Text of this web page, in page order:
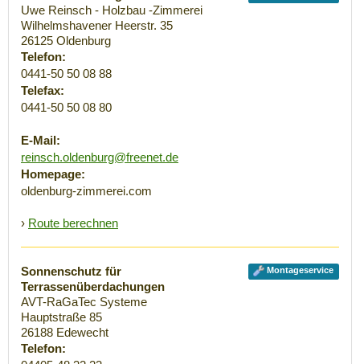
Uwe Reinsch - Holzbau -Zimmerei
Wilhelmshavener Heerstr. 35
26125 Oldenburg
Telefon:
0441-50 50 08 88
Telefax:
0441-50 50 08 80
E-Mail:
reinsch.oldenburg@freenet.de
Homepage:
oldenburg-zimmerei.com
› Route berechnen
Montageservice
Sonnenschutz für
Terrassenüberdachungen
AVT-RaGaTec Systeme
Hauptstraße 85
26188 Edewecht
Telefon: